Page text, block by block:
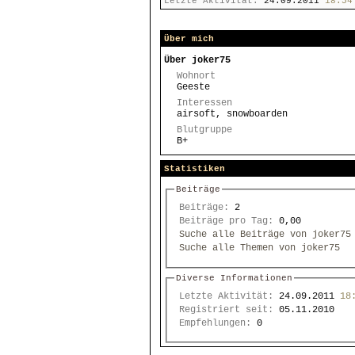
Über mich
Über joker75
Wohnort
Geeste
Interessen
airsoft, snowboarden
Blutgruppe
B+
Statistiken
Beiträge
Beiträge:
2
Beiträge pro Tag:
0,00
Suche alle Beiträge von joker75
Suche alle Themen von joker75
Diverse Informationen
Letzte Aktivität: 24.09.2011
Registriert seit:
05.11.2010
Empfehlungen:
0